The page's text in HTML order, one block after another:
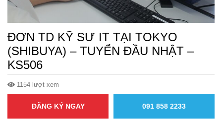
ĐƠN TD KỸ SƯ IT TẠI TOKYO
(SHIBUYA) – TUYỂN ĐẦU NHẬT –
KS506
1154 lượt xem
ĐĂNG KÝ NGAY 091 858 2233